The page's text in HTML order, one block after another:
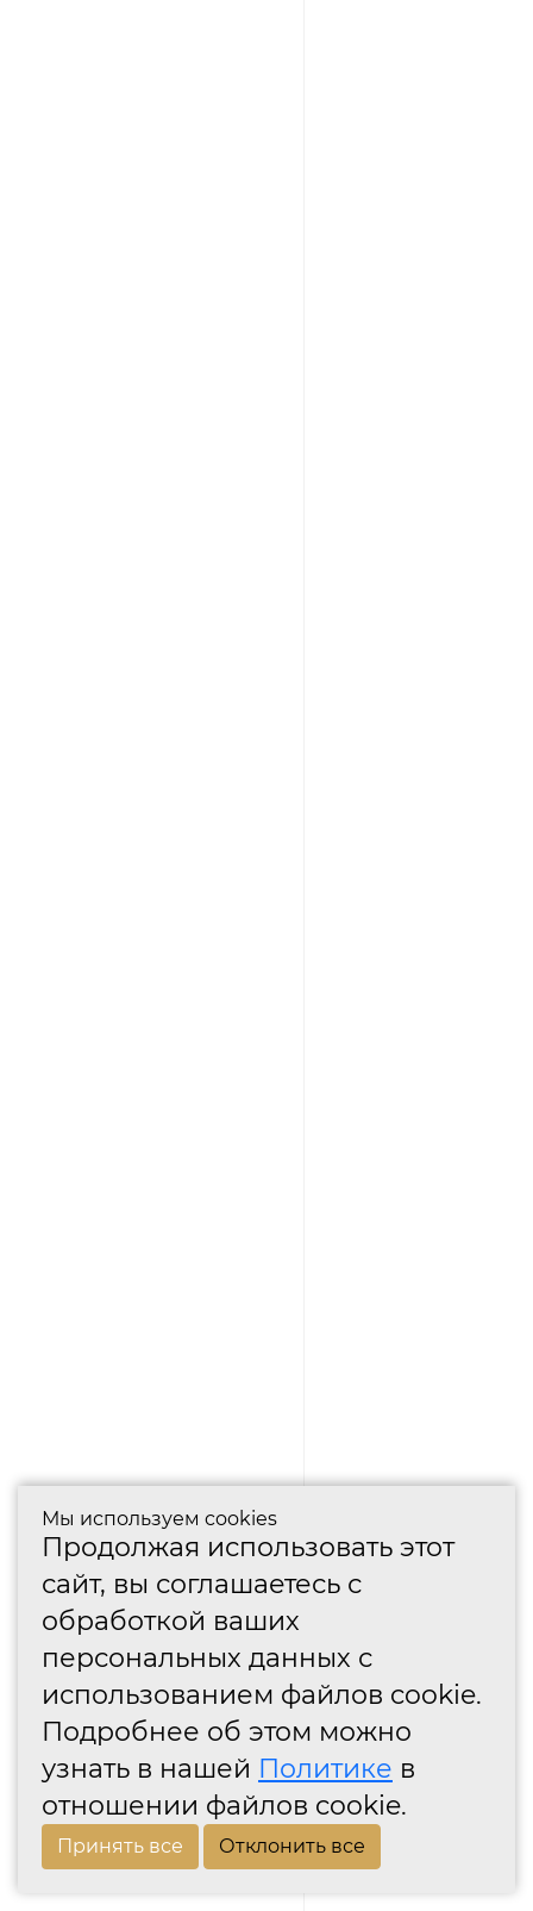
Мы используем cookies
Продолжая использовать этот
сайт, вы соглашаетесь с
обработкой ваших
персональных данных с
использованием файлов cookie.
Подробнее об этом можно
узнать в нашей Политике в
отношении файлов cookie.
Принять все Отклонить все